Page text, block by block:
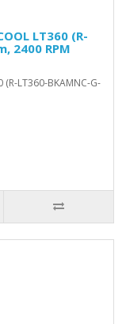
LT360 (R-
2400 RPM
LT360-BKAMNC-G-